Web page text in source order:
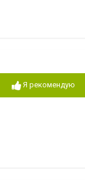
Я рекомендую